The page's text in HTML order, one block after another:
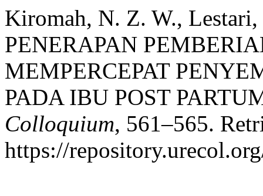
Kiromah, N. Z. W.,
PENERAPAN
MEMPERCEPAT
PADA IBU POST
Colloquium, 561–565.
https://